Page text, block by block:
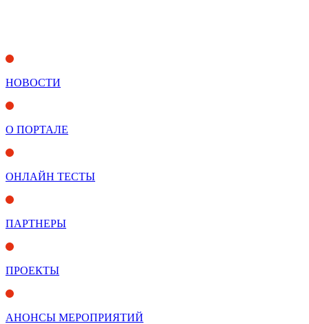
НОВОСТИ
О ПОРТАЛЕ
ОНЛАЙН ТЕСТЫ
ПАРТНЕРЫ
ПРОЕКТЫ
АНОНСЫ МЕРОПРИЯТИЙ